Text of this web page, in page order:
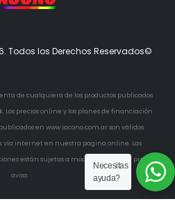
Todos los Derechos Reservados©
de cualquiera de los productos publicados
Los precios online y los planes de financiación
en www.iacono.com.ar son válidos
vía internet en nuestra pagina online. Las
están sujetas a modificaciones sin previo
aviso.
Necesitas
ayuda?